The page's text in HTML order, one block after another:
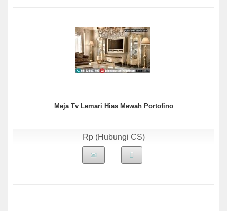
Meja Tv Lemari Hias Mewah Portofino
Rp (Hubungi CS)